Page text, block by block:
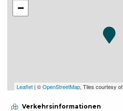
−
Leaflet | ©OpenStreetMap, Tiles courtesy of
Verkehrsinformationen